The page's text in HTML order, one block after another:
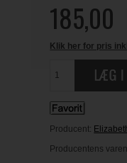
185,00
Klik her for pris
Producent:
Producentens